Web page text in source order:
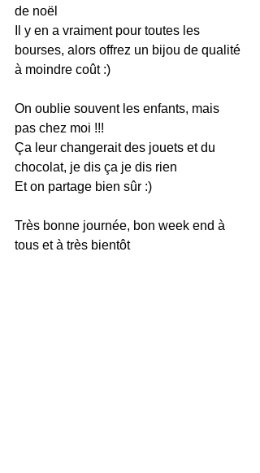
de noël
Il y en a vraiment pour toutes les
bourses, alors offrez un bijou de qualité
à moindre coût :)
On oublie souvent les enfants, mais
pas chez moi !!!
Ça leur changerait des jouets et du
chocolat, je dis ça je dis rien
Et on partage bien sûr :)
Très bonne journée, bon week end à
tous et à très bientôt